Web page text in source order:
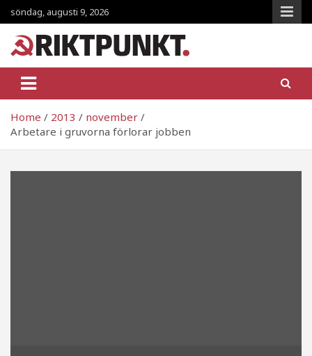
Skip
to
content
söndag, augusti 9, 2026
RiktpunKt.nu
Home 2013
november
Arbetare i gruvorna förlorar jobben